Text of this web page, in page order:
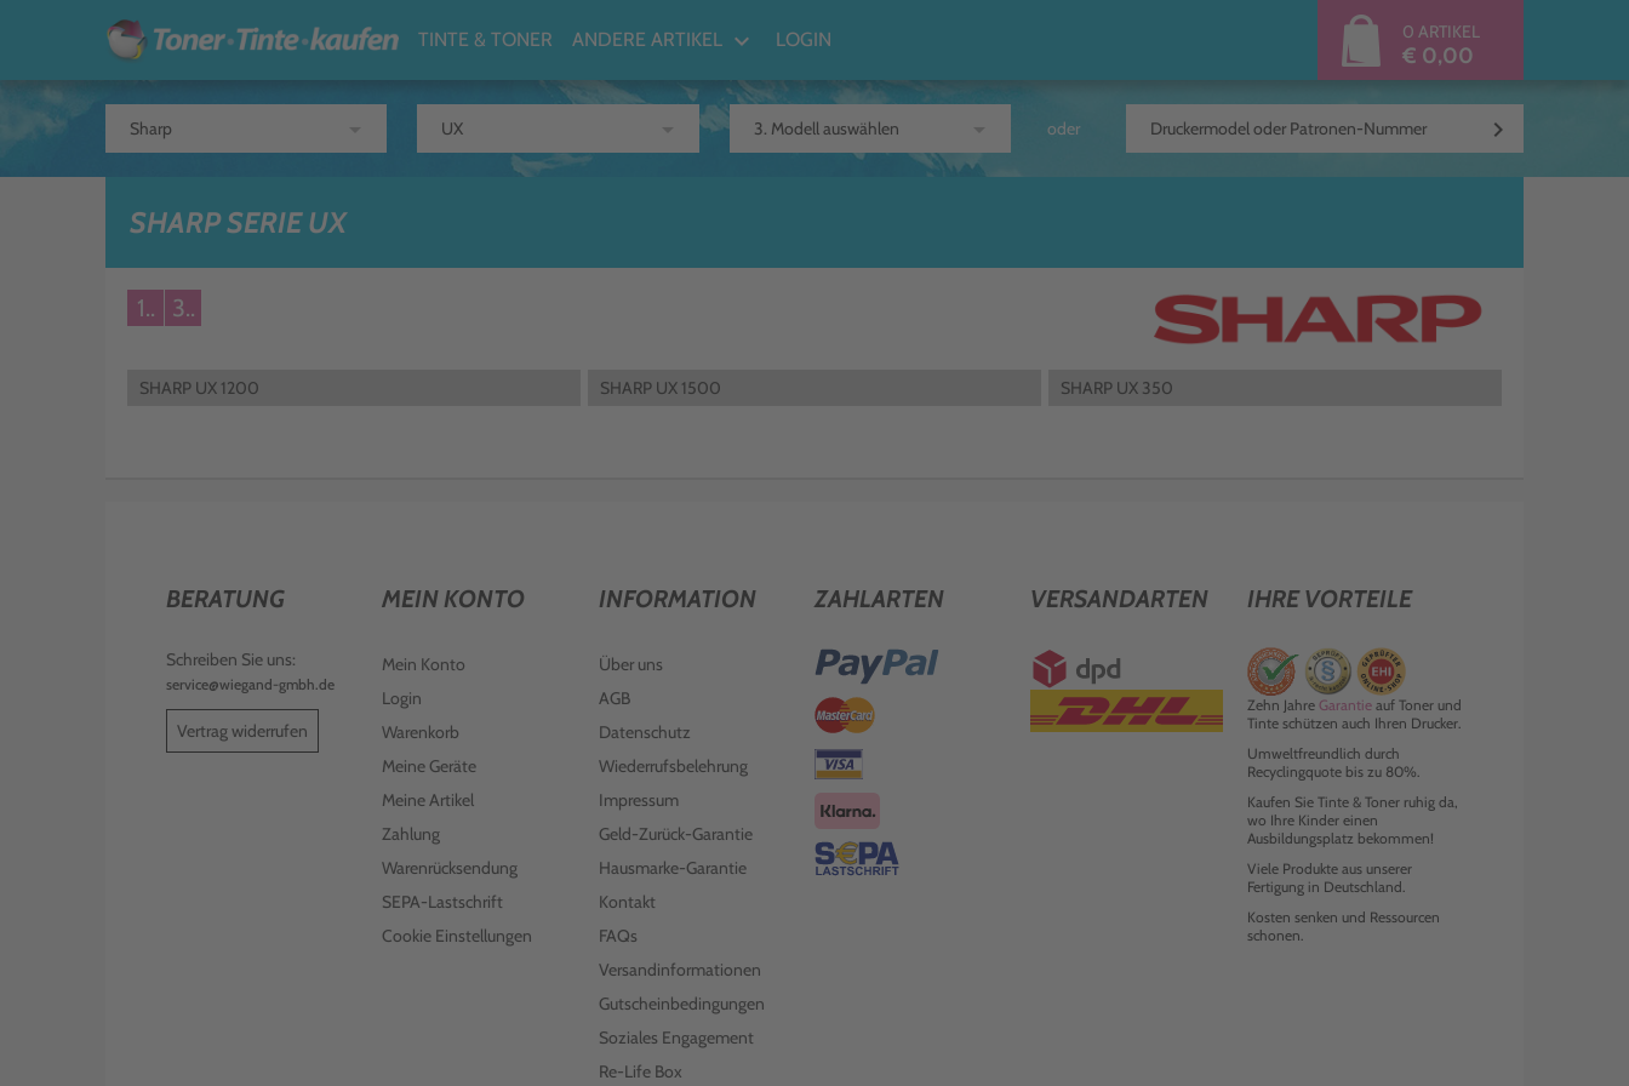
TINTE & TONER ANDERE ARTIKEL keyboard_arrow_down LOGIN 0 ARTIKEL
€ 0,00
oder keyboard_arrow_right
SHARP SERIE UX
1.. 3..
SHARP UX 1200 SHARP UX 1500 SHARP UX 350
BERATUNG
Schreiben Sie uns:
service@wiegand-gmbh.de
Vertrag widerrufen
MEIN KONTO
Mein Konto
Login
Warenkorb
Meine Geräte
Meine Artikel
Zahlung
Warenrücksendung
SEPA-Lastschrift
Cookie Einstellungen
INFORMATION
Über uns
AGB
Datenschutz
Wiederrufsbelehrung
Impressum
Geld-Zurück-Garantie
Hausmarke-Garantie
Kontakt
FAQs
Versandinformationen
Gutscheinbedingungen
Soziales Engagement
Re-Life Box
ZAHLARTEN VERSANDARTEN IHRE VORTEILE
Zehn Jahre Garantieauf Toner und
Tinte schützen auch Ihren Drucker.
Umweltfreundlich durch
Recyclingquote bis zu 80%.
Kaufen Sie Tinte & Toner ruhig da,
wo Ihre Kinder einen
Ausbildungsplatz bekommen!
Viele Produkte aus unserer
Fertigung in Deutschland.
Kosten senken und Ressourcen
schonen.